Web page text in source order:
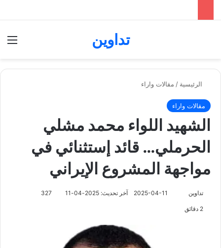
تداوين
الرئيسية / مقالات واراء
مقالات واراء
الشهيد اللواء محمد مشلي
الحرملي… قائد إستثنائي في
مواجهة المشروع الإيراني
تداوين 2025-04-11 آخر تحديث: 2025-04-11 327